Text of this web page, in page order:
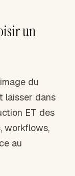
un
du
laisser dans
ET des
workflows,
au